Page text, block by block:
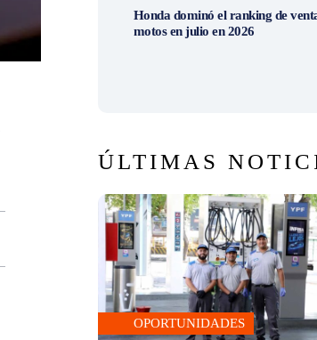
Honda dominó el ranking de
motos en julio en 2026
ÚLTIMAS
OPORTUNIDADES